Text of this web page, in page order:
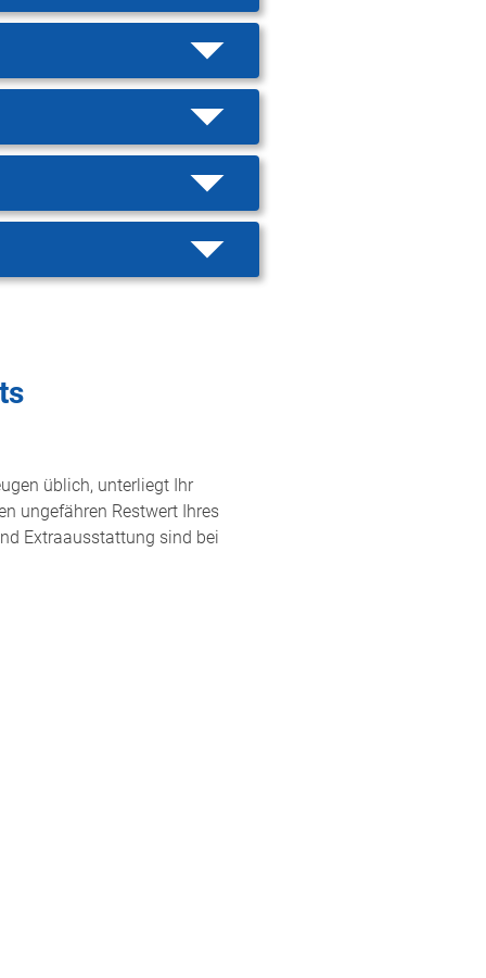
üblich, unterliegt Ihr
ungefähren Restwert Ihres
Extraausstattung sind bei